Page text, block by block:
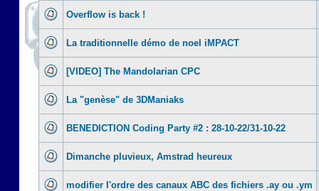
Overflow is back !
La traditionnelle démo de noel iMPACT
[VIDEO] The Mandolarian CPC
La "genèse" de 3DManiaks
BENEDICTION Coding Party #2 : 28-10-22/31-10-22
Dimanche pluvieux, Amstrad heureux
modifier l'ordre des canaux ABC des fichiers .ay ou .ym